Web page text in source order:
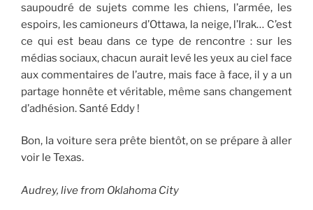
saupoudré de sujets comme les chiens, l’armée, les
espoirs, les camioneurs d’Ottawa, la neige, l’Irak… C’est
ce qui est beau dans ce type de rencontre : sur les
médias sociaux, chacun aurait levé les yeux au ciel face
aux commentaires de l’autre, mais face à face, il y a un
partage honnête et véritable, même sans changement
d’adhésion. Santé Eddy !
Bon, la voiture sera prête bientôt, on se prépare à aller
voir le Texas.
Audrey, live from Oklahoma City